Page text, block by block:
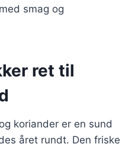
smag og
ret til
koriander er en sund
året rundt. Den friske